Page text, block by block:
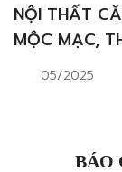
NỘI THẤT
MỘC MẠC,
05/2025
BÁO